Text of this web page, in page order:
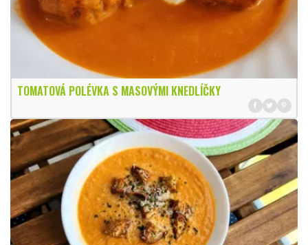
TOMATOVÁ POLÉVKA S MASOVÝMI KNEDLÍČKY